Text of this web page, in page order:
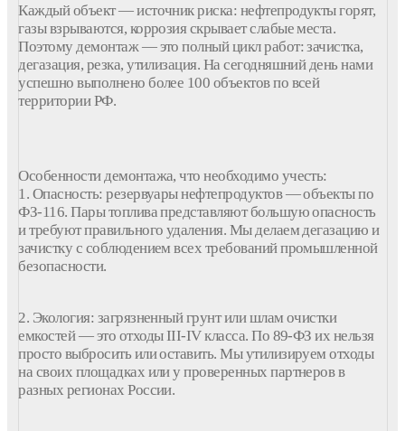
Каждый объект — источник риска: нефтепродукты горят,
газы взрываются, коррозия скрывает слабые места.
Поэтому демонтаж — это полный цикл работ: зачистка,
дегазация, резка, утилизация. На сегодняшний день нами
успешно выполнено более 100 объектов по всей
территории РФ.
Особенности демонтажа, что необходимо учесть:
1. Опасность: резервуары нефтепродуктов — объекты по
ФЗ-116. Пары топлива представляют большую опасность
и требуют правильного удаления. Мы делаем дегазацию и
зачистку с соблюдением всех требований промышленной
безопасности.
2. Экология: загрязненный грунт или шлам очистки
емкостей — это отходы III-IV класса. По 89-ФЗ их нельзя
просто выбросить или оставить. Мы утилизируем отходы
на своих площадках или у проверенных партнеров в
разных регионах России.